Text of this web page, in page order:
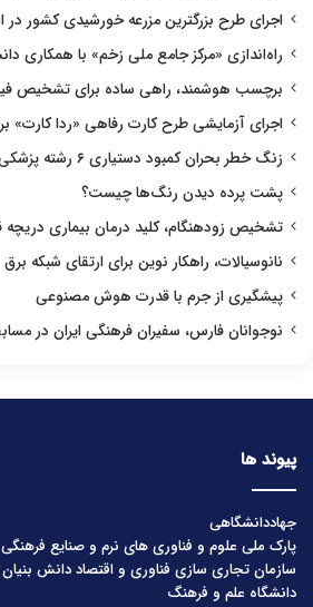
اجرای طرح بزرگترین مزرعه خورشیدی کشور در
راه‌اندازی «مرکز جامع ملی زخم» با همکاری
برچسب هوشمند، راهی ساده برای تشخیص
اجرای آزمایشی طرح کارت رفاهی «ردا کارت»
زنگ خطر بحران کمبود دستیاری ۶ رشته پزشکی
پشت پرده دیدن رنگ‌ها چیست؟
تشخیص زودهنگام، کلید درمان بیماری
نانوسیالات، راهکار نوین برای ارتقای شبکه برق
پیشگیری از جرم با قدرت هوش مصنوعی
نوجوانان فارس، سفیران فرهنگی ایران در
پیوند ها
جهاددانشگاهی
پارک ملی علوم و فناوری های نرم و صنایع فرهنگی
سازمان تجاری سازی فناوری و اقتصاد دانش
دانشگاه علم و فرهنگ